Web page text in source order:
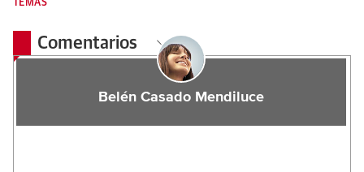
TEMAS
Comentarios
Belén Casado Mendiluce